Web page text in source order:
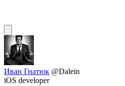
Иван Гнатюк @Dalein
iOS developer